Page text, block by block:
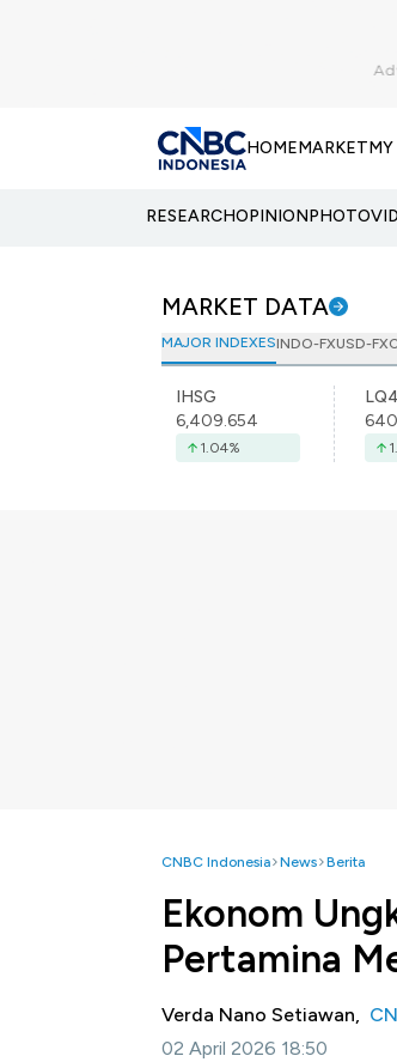
HOMEMARKET
RESEARCHOPINIONPHOTO
MARKET DATA
MAJOR INDEXESINDO-FXUSD-FX
IHSG
6,409.654
1.04%
CNBC Indonesia News Berita
Ekonom
Pertamina
Verda Nano Setiawan,
02 April 2026 18:50